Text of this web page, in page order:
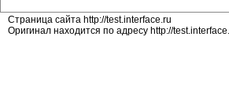
Страница сайта http://test.interface.ru
Оригинал находится по адресу http://